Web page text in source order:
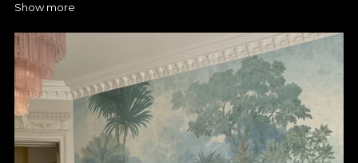
paradiesischen Oase, wo die frische und duftende Luft all Ihre
Füße von jedem Sandkorn willkommen geheißen werden,
dann gehen Sie in Richtung des tropischen Dschungels, wo der
feuchte Boden Ihren erhitzten Körper kühlt. Lassen Sie sich
führen, unter gewundenen Ranken und blumenbeladenen
Ästen zu Ihrem Heiligtum, einem Ort der Sicherheit und
völligen Entspannung. Hier sind Sie frei, sich selbst zu
entdecken, auf inneren Pfaden zu wandeln und Ihr wahres
Wesen zu entdecken. Hier werden Sie dem begegnen, wer Sie
Show more